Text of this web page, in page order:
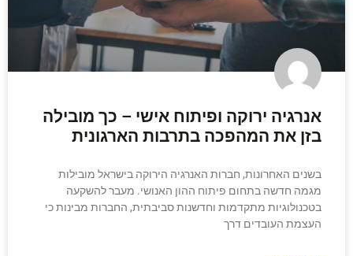
אנרגיה ירוקה ופיתוח אישי – כך מובילה
בזן את המהפכה בתרבות הארגונית
בשנים האחרונות, חברות האנרגיה הירוקה בישראל מובילות
מגמה חדשה בתחום פיתוח ההון האנושי. מעבר להשקעה
בטכנולוגיות מתקדמות וחדשנות סביבתית, החברות מבינות כי
העצמת העובדים דרך